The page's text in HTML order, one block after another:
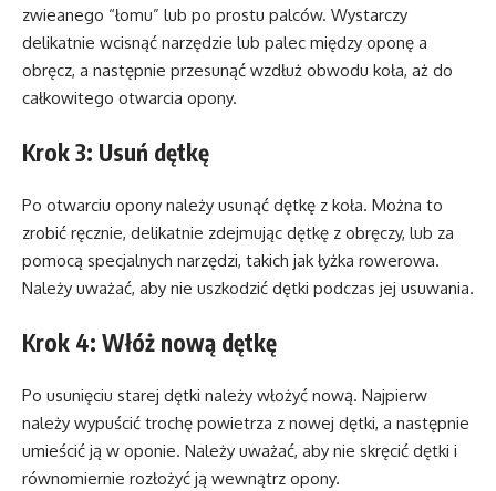
zwieanego “łomu” lub po prostu palców. Wystarczy
delikatnie wcisnąć narzędzie lub palec między oponę a
obręcz, a następnie przesunąć wzdłuż obwodu koła, aż do
całkowitego otwarcia opony.
Krok 3: Usuń dętkę
Po otwarciu opony należy usunąć dętkę z koła. Można to
zrobić ręcznie, delikatnie zdejmując dętkę z obręczy, lub za
pomocą specjalnych narzędzi, takich jak łyżka rowerowa.
Należy uważać, aby nie uszkodzić dętki podczas jej usuwania.
Krok 4: Włóż nową dętkę
Po usunięciu starej dętki należy włożyć nową. Najpierw
należy wypuścić trochę powietrza z nowej dętki, a następnie
umieścić ją w oponie. Należy uważać, aby nie skręcić dętki i
równomiernie rozłożyć ją wewnątrz opony.